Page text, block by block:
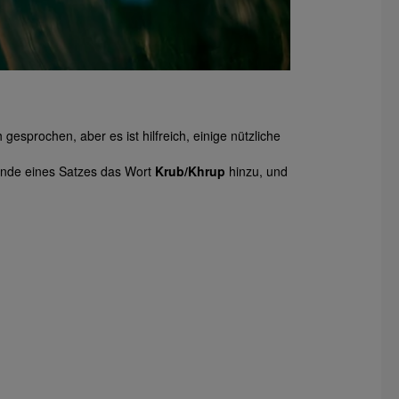
aber es ist hilfreich, einige nützliche
eines Satzes das Wort Krub/Khrup hinzu, und